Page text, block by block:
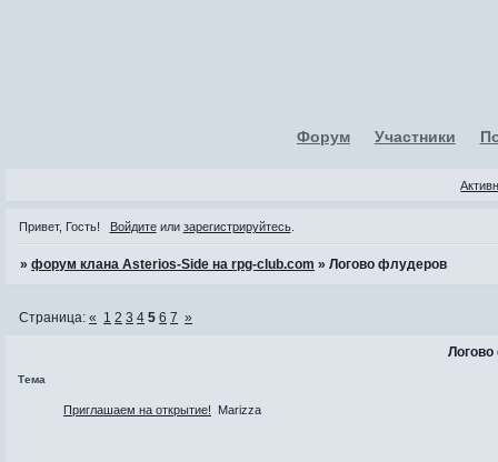
Форум Участники
Привет, Гость! Войдитеили зарегистрируйтесь.
»форум клана Asterios-Side на rpg-club.com »Логово флудеров
Страница:« 1 2 3 4 5 6 7 »
Тема
Приглашаем на открытие! Marizza